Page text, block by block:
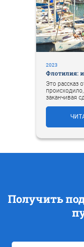
2023
Флотилия:
Это рассказ
заканчивая
Получить